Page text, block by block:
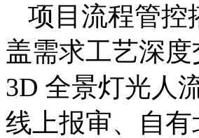
项目流程管控
盖需求工艺深
3D 全景灯光人
线上报审、自